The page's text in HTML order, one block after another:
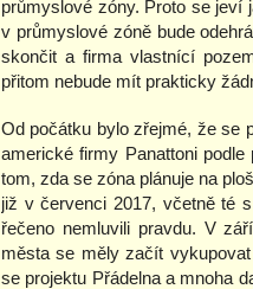
průmyslové zóny. Proto se jeví
v průmyslové zóně bude
skončit a firma vlastnící
přitom nebude mít prakticky
Od počátku bylo zřejmé, že se
americké firmy Panattoni
tom, zda se zóna plánuje na
již v červenci 2017, včetně té
řečeno nemluvili pravdu. V
města se měly začít
se projektu Přádelna a mnoha